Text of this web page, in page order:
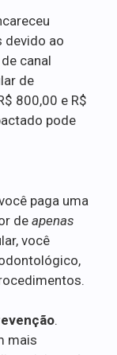
devido ao
canal
de
800,00 e R$
pode
paga uma
de apenas
você
.
mais